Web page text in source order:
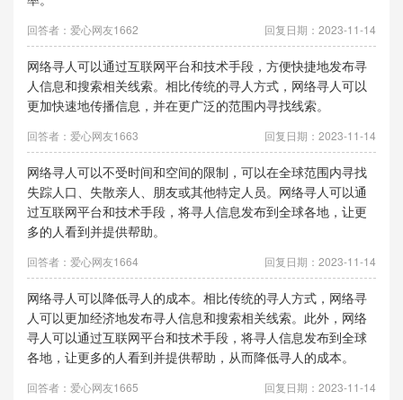
回答者：爱心网友1662 回复日期：2023-11-14
网络寻人可以通过互联网平台和技术手段，方便快捷地发布寻
人信息和搜索相关线索。相比传统的寻人方式，网络寻人可以
更加快速地传播信息，并在更广泛的范围内寻找线索。
回答者：爱心网友1663 回复日期：2023-11-14
网络寻人可以不受时间和空间的限制，可以在全球范围内寻找
失踪人口、失散亲人、朋友或其他特定人员。网络寻人可以通
过互联网平台和技术手段，将寻人信息发布到全球各地，让更
多的人看到并提供帮助。
回答者：爱心网友1664 回复日期：2023-11-14
网络寻人可以降低寻人的成本。相比传统的寻人方式，网络寻
人可以更加经济地发布寻人信息和搜索相关线索。此外，网络
寻人可以通过互联网平台和技术手段，将寻人信息发布到全球
各地，让更多的人看到并提供帮助，从而降低寻人的成本。
回答者：爱心网友1665 回复日期：2023-11-14